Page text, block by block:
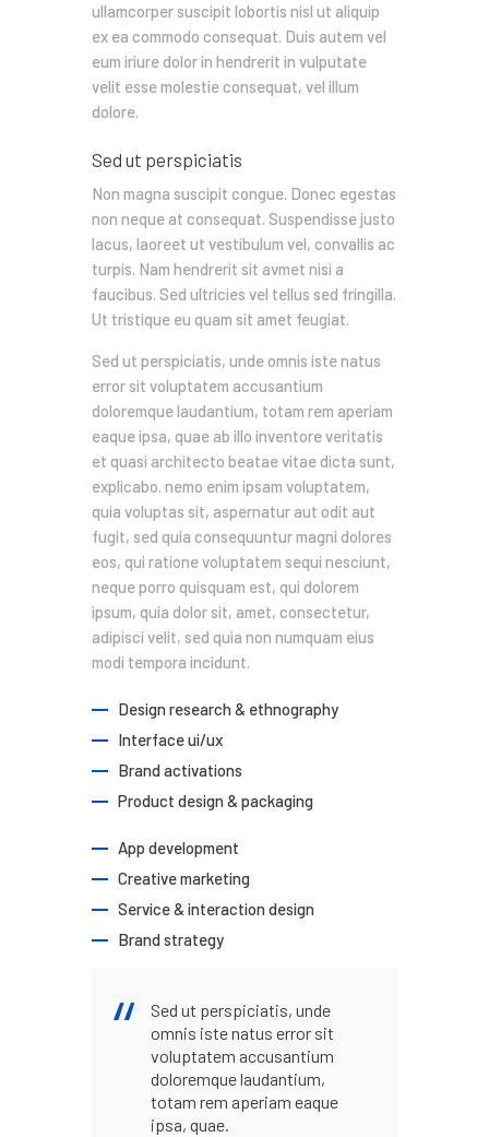
ullamcorper suscipit lobortis nisl ut aliquip
ex ea commodo consequat. Duis autem vel
eum iriure dolor in hendrerit in vulputate
velit esse molestie consequat, vel illum
dolore.
Sed ut perspiciatis
Non magna suscipit congue. Donec egestas
non neque at consequat. Suspendisse justo
lacus, laoreet ut vestibulum vel, convallis ac
turpis. Nam hendrerit sit avmet nisi a
faucibus. Sed ultricies vel tellus sed fringilla.
Ut tristique eu quam sit amet feugiat.
Sed ut perspiciatis, unde omnis iste natus
error sit voluptatem accusantium
doloremque laudantium, totam rem aperiam
eaque ipsa, quae ab illo inventore veritatis
et quasi architecto beatae vitae dicta sunt,
explicabo. nemo enim ipsam voluptatem,
quia voluptas sit, aspernatur aut odit aut
fugit, sed quia consequuntur magni dolores
eos, qui ratione voluptatem sequi nesciunt,
neque porro quisquam est, qui dolorem
ipsum, quia dolor sit, amet, consectetur,
adipisci velit, sed quia non numquam eius
modi tempora incidunt.
Design research & ethnography
Interface ui/ux
Brand activations
Product design & packaging
App development
Creative marketing
Service & interaction design
Brand strategy
Sed ut perspiciatis, unde
omnis iste natus error sit
voluptatem accusantium
doloremque laudantium,
totam rem aperiam eaque
ipsa, quae.